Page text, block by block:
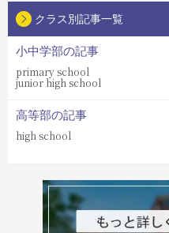
クラス別記事一覧
小中学部の記事
primary school
junior high school
高等部の記事
high school